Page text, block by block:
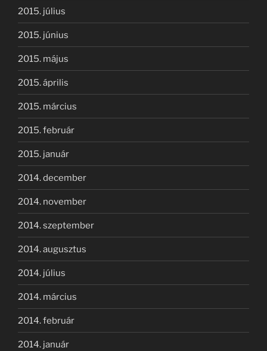
2015. július
2015. június
2015. május
2015. április
2015. március
2015. február
2015. január
2014. december
2014. november
2014. szeptember
2014. augusztus
2014. július
2014. március
2014. február
2014. január